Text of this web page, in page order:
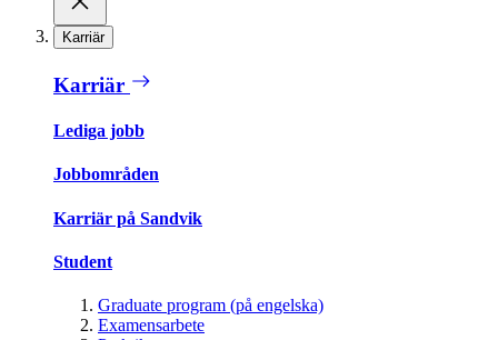
Karriär
Karriär
Lediga jobb
Jobbområden
Karriär på Sandvik
Student
Graduate program (på engelska)
Examensarbete